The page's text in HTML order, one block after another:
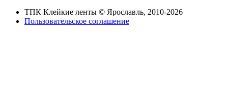
ТПК Клейкие ленты © Ярославль, 2010-2026
Пользовательское соглашение